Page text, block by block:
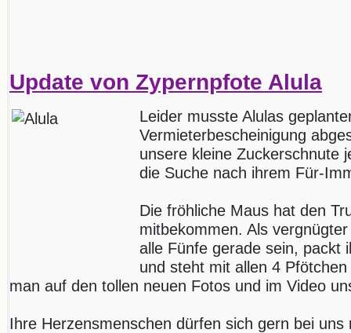
Update von Zypernpfote Alula
Leider musste Alulas
Vermieterbescheinigung
unsere kleine Zuckerschnute
die Suche nach ihrem Für-
Die fröhliche Maus hat den
mitbekommen. Als
alle Fünfe gerade sein, packt
und steht mit allen 4
man auf den tollen neuen Fotos und im Video
Ihre Herzensmenschen dürfen sich gern bei uns